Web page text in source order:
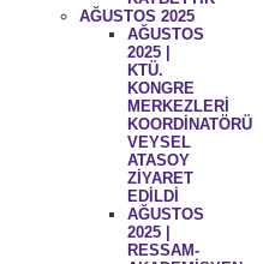
AĞUSTOS 2025
AĞUSTOS
2025 |
KTÜ.
KONGRE
MERKEZLERİ
KOORDİNATÖRÜ
VEYSEL
ATASOY
ZİYARET
EDİLDİ
AĞUSTOS
2025 |
RESSAM-